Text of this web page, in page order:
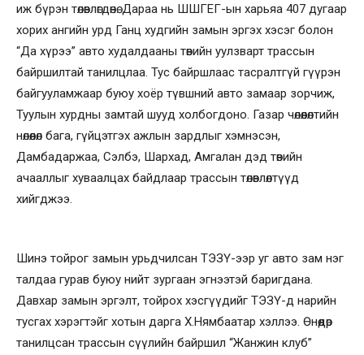
иж бүрэн төлөвлөгдөнө. Дараа нь ШШГЕГ-ын харьяа 407 дугаар
хорих ангийн урд Ганц худгийн замын эргэх хэсэг болон
“Да хүрээ” авто худалдааны төвийн уулзварт трассын
байршилтай танилцлаа. Тус байршлаас тасралтгүй гүүрэн
байгууламжаар буюу хоёр түвшний авто замаар зорчиж,
Туулын хурдны замтай шууд холбогдоно. Газар чөлөөлөлтийн
нөлөөлөл бага, гүйцэтгэх ажлын зардлыг хэмнэсэн,
Дамбадаржаа, Сэлбэ, Шархад, Амгалан дэд төвийн
ачааллыг хуваалцах байдлаар трассын төлөвлөлтүүд
хийгджээ.
Шинэ тойрог замын урьдчилсан ТЭЗҮ-ээр уг авто зам нэг
талдаа гурав буюу нийт зургаан эгнээтэй баригдана.
Давхар замын эргэлт, тойрох хэсгүүдийг ТЭЗҮ-д нарийн
тусгах хэрэгтэйг хотын дарга Х.Нямбаатар хэллээ. Өнөөдөр
танилцсан трассын сүүлийн байршил “Жанжин клуб”